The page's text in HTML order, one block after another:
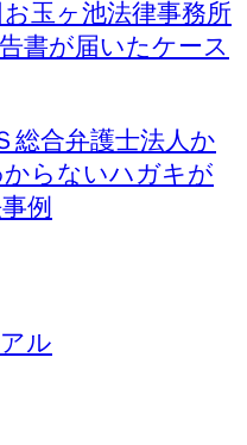
玉ヶ池法律事務所
書が届いたケース
総合弁護士法人か
らないハガキが
例
ル